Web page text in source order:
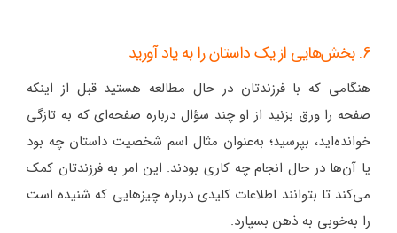
6. بخش‌هایی از یک داستان را به یاد آورید
هنگامی که با فرزندتان در حال مطالعه هستید قبل از اینکه
صفحه را ورق بزنید از او چند سؤال درباره صفحه‌ای که به تازگی
خوانده‌اید، بپرسید؛ به‌عنوان مثال اسم شخصیت داستان چه بود
یا آن‌ها در حال انجام چه کاری بودند. این امر به فرزندتان کمک
می‌کند تا بتوانند اطلاعات کلیدی درباره چیزهایی که شنیده است
را به‌خوبی به ذهن بسپارد.